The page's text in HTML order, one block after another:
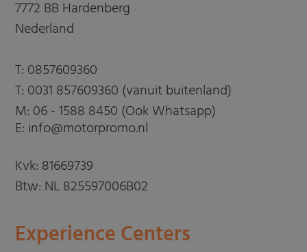
7772 BB Hardenberg
Nederland
T: 0857609360
T: 0031 857609360 (vanuit buitenland)
M: 06 - 1588 8450 (Ook Whatsapp)
E: info@motorpromo.nl
Kvk: 81669739
Btw: NL 825597006B02
Experience Centers